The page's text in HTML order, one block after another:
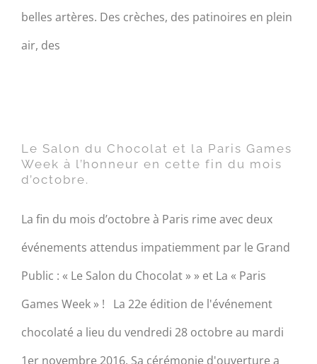
belles artères. Des crèches, des patinoires en plein
air, des
mois d’octobre.
Le Salon du Chocolat et la Paris Games
Week à l’honneur en cette fin du mois
d’octobre.
La fin du mois d’octobre à Paris rime avec deux
événements attendus impatiemment par le Grand
Public : « Le Salon du Chocolat » » et La « Paris
Games Week » ! La 22e édition de l'événement
chocolaté a lieu du vendredi 28 octobre au mardi
1er novembre 2016. Sa cérémonie d'ouverture a